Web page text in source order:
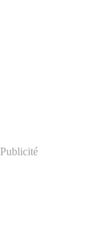
Publicité